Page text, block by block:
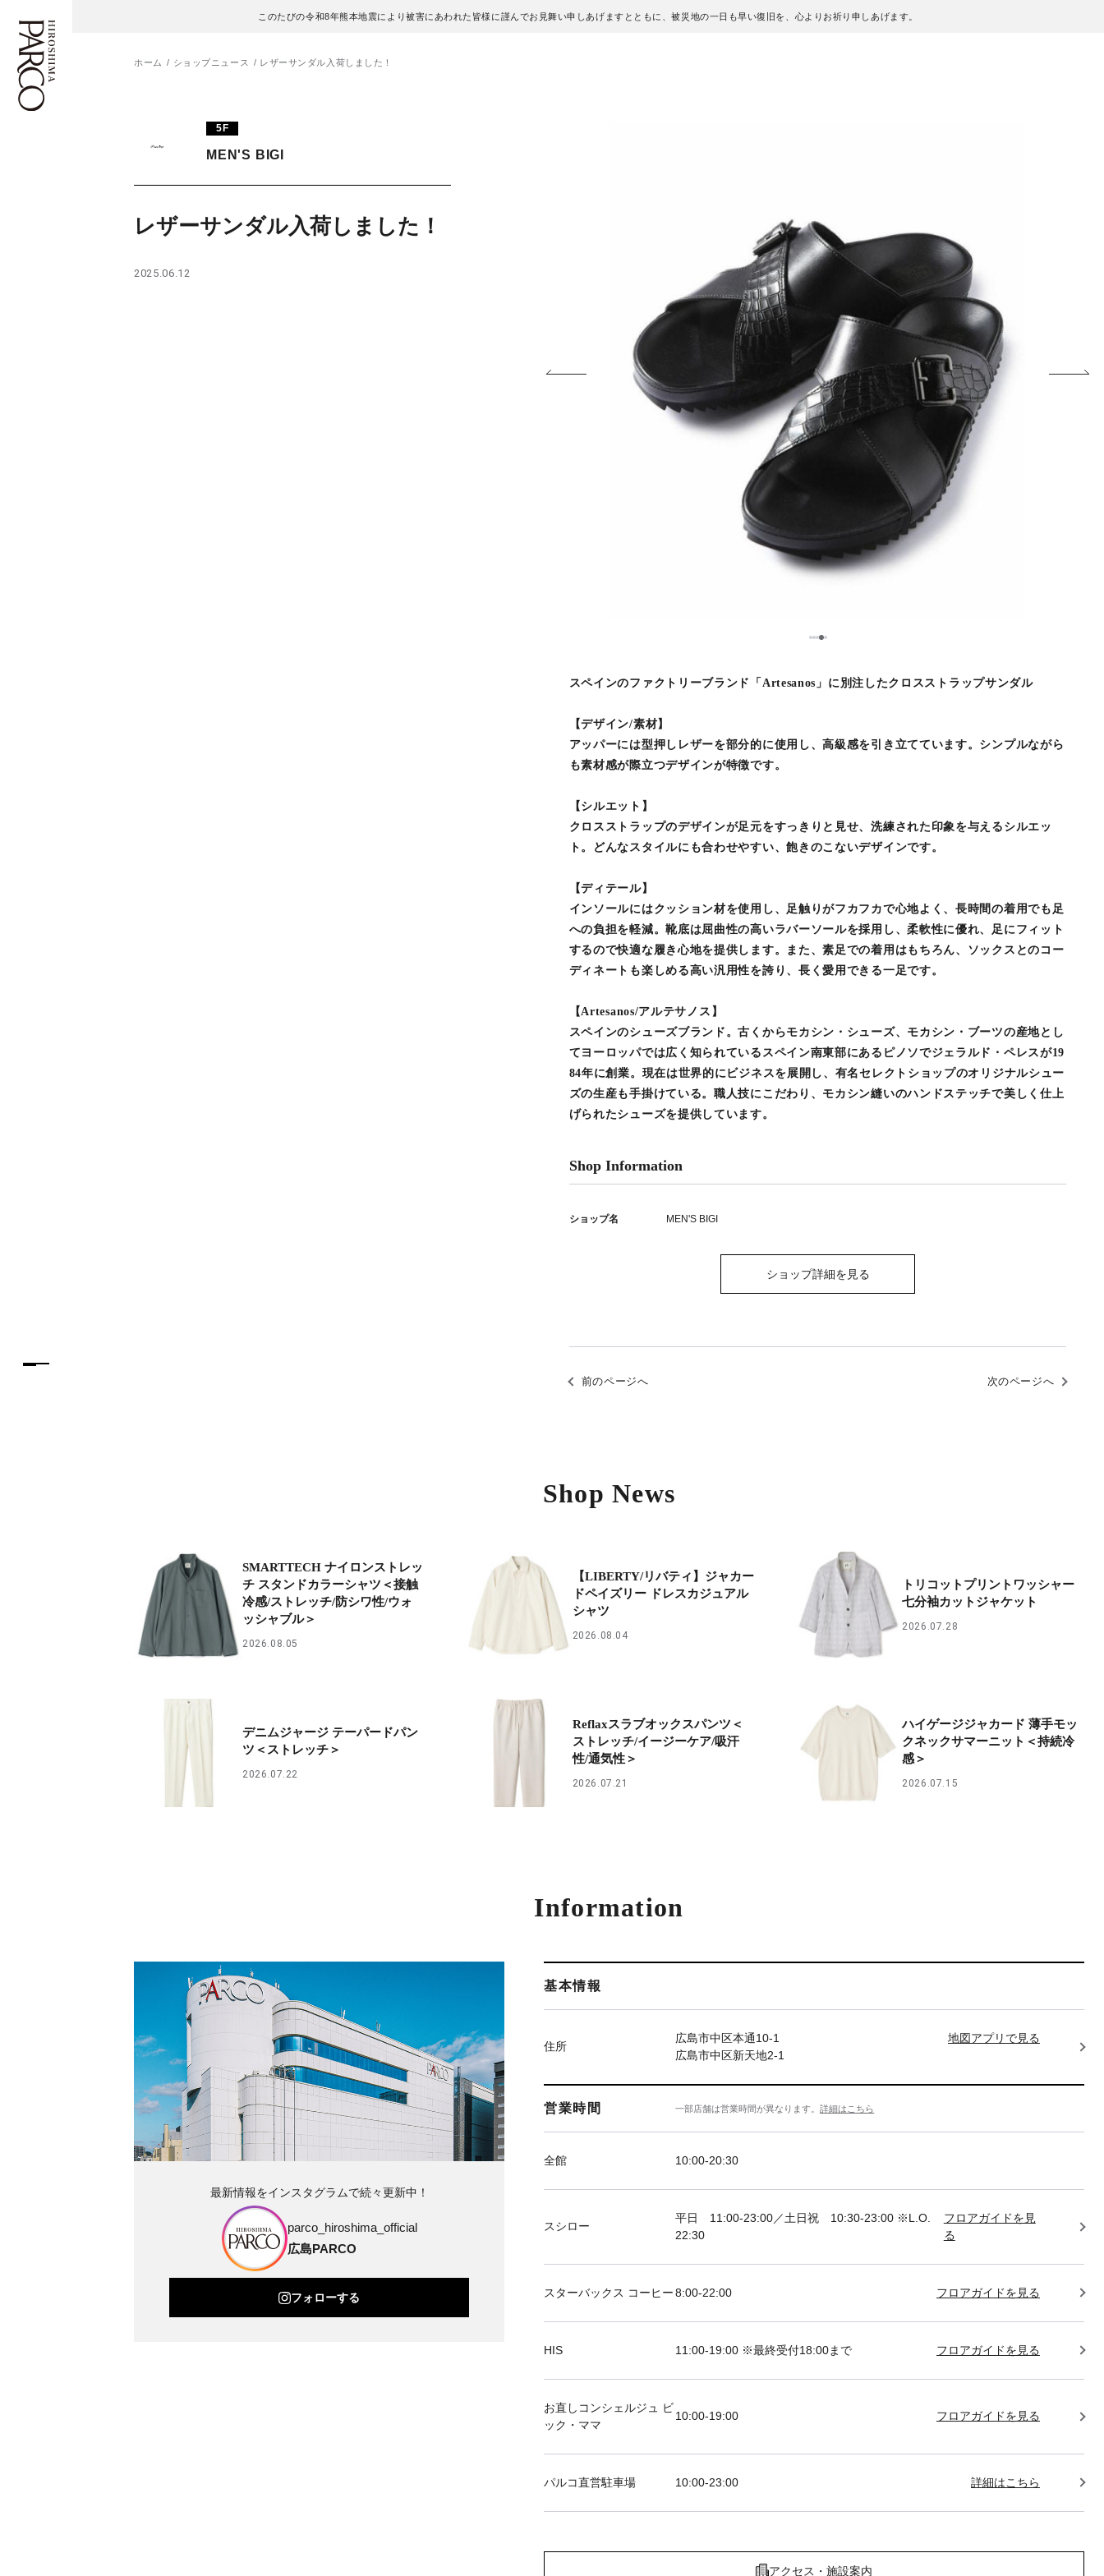
このたびの令和8年熊本地震により被害にあわれた皆様に謹んでお見舞い申しあげますとともに、被災地の一日も早い復旧を、心よりお祈り申しあげます。
施設案内・アクセス
ホーム ショップニュース レザーサンダル入荷しました！
5F
MEN'S BIGI
レザーサンダル入荷しました！
2025.06.12
12345
スペインのファクトリーブランド「Artesanos」に別注したクロスストラップサンダル
【デザイン/素材】
アッパーには型押しレザーを部分的に使用し、高級感を引き立てています。シンプルながら
も素材感が際立つデザインが特徴です。
【シルエット】
クロスストラップのデザインが足元をすっきりと見せ、洗練された印象を与えるシルエッ
ト。どんなスタイルにも合わせやすい、飽きのこないデザインです。
【ディテール】
インソールにはクッション材を使用し、足触りがフカフカで心地よく、長時間の着用でも足
への負担を軽減。靴底は屈曲性の高いラバーソールを採用し、柔軟性に優れ、足にフィット
するので快適な履き心地を提供します。また、素足での着用はもちろん、ソックスとのコー
ディネートも楽しめる高い汎用性を誇り、長く愛用できる一足です。
【Artesanos/アルテサノス】
スペインのシューズブランド。古くからモカシン・シューズ、モカシン・ブーツの産地とし
てヨーロッパでは広く知られているスペイン南東部にあるピノソでジェラルド・ペレスが19
84年に創業。現在は世界的にビジネスを展開し、有名セレクトショップのオリジナルシュー
ズの生産も手掛けている。職人技にこだわり、モカシン縫いのハンドステッチで美しく仕上
げられたシューズを提供しています。
Shop Information
ショップ名 MEN'S BIGI
ショップ詳細を見る
前のページへ 次のページへ
Shop News
SMARTTECH ナイロンストレッ
チ スタンドカラーシャツ＜接触
冷感/ストレッチ/防シワ性/ウォ
ッシャブル＞
2026.08.05
【LIBERTY/リバティ】ジャカー
ドペイズリー ドレスカジュアル
シャツ
2026.08.04
トリコットプリントワッシャー
七分袖カットジャケット
2026.07.28
デニムジャージ テーパードパン
ツ＜ストレッチ＞
2026.07.22
Reflaxスラブオックスパンツ＜
ストレッチ/イージーケア/吸汗
性/通気性＞
2026.07.21
ハイゲージジャカード 薄手モッ
クネックサマーニット＜持続冷
感＞
2026.07.15
Information
基本情報
住所
広島市中区本通10-1
広島市中区新天地2-1
地図アプリで見る
営業時間 一部店舗は営業時間が異なります。詳細はこちら
全館 10:00-20:30
スシロー
平日 11:00-23:00／土日祝 10:30-23:00 ※L.O.
22:30
フロアガイドを見
る
スターバックス コーヒー 8:00-22:00 フロアガイドを見る
HIS 11:00-19:00 ※最終受付18:00まで フロアガイドを見る
お直しコンシェルジュ ビ
ック・ママ
10:00-19:00 フロアガイドを見る
パルコ直営駐車場 10:00-23:00 詳細はこちら
アクセス・施設案内
最新情報をインスタグラムで続々更新中！
parco_hiroshima_official
広島PARCO
フォローする